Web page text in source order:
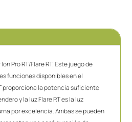
Pro RT/Flare RT. Este juego de
funciones disponibles en el
proporciona la potencia suficiente
y la luz Flare RT es la luz
por excelencia. Ambas se pueden